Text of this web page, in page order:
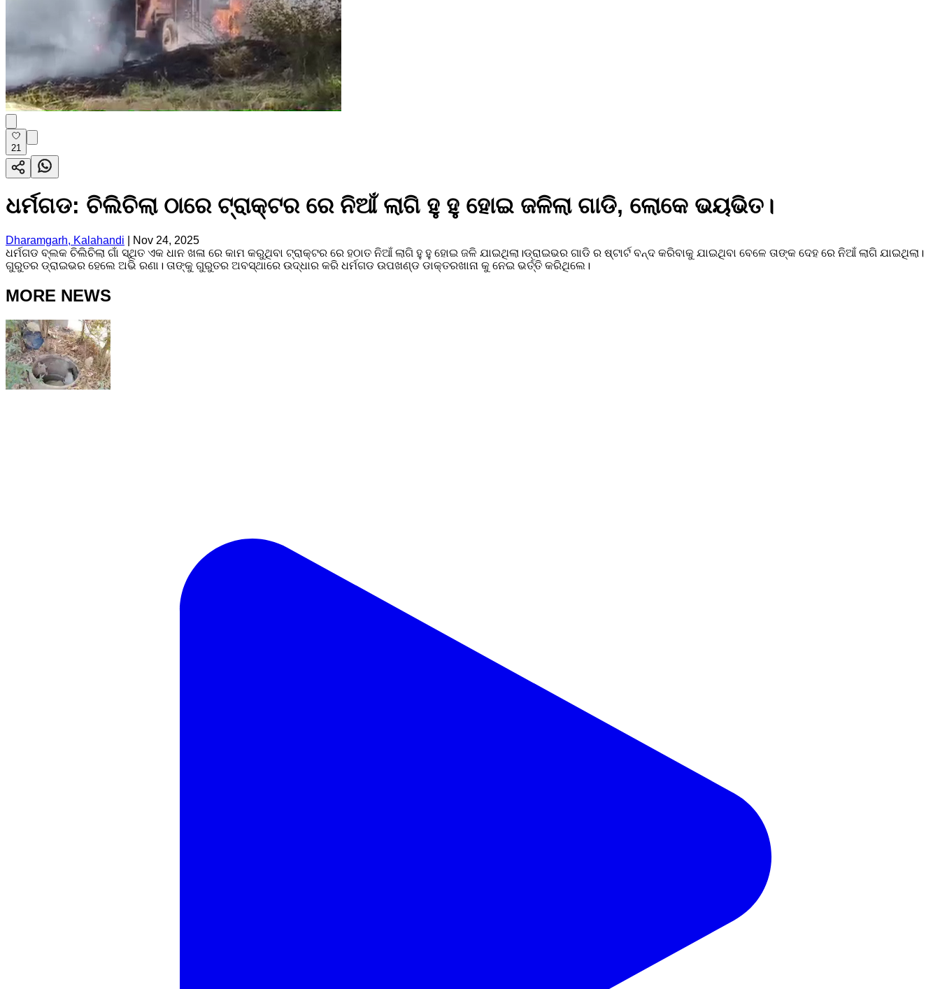
21
ଧର୍ମଗଡ: ଚିଲିଚିଲା ଠାରେ ଟ୍ରାକ୍ଟର ରେ ନିଆଁ ଲାଗି ହୁ ହୁ ହୋଇ ଜଳିଲା ଗାଡି, ଲୋକେ ଭୟଭିତ।
Dharamgarh, Kalahandi
Nov 24, 2025
ଧର୍ମଗଡ ବ୍ଲକ ଚିଲିଚିଲା ଗାଁ ସ୍ଥିତ ଏକ ଧାନ ଖଳା ରେ କାମ କରୁଥିବା ଟ୍ରାକ୍ଟର ରେ ହଠାତ ନିଆଁ ଲାଗି ହୁ ହୁ ହୋଇ ଜଳି ଯାଇଥିଲା।ଡ୍ରାଇଭର ଗାଡି ର ଷ୍ଟାର୍ଟ ବନ୍ଦ କରିବାକୁ ଯାଇଥିବା ବେଳେ ତାଙ୍କ ଦେହ ରେ ନିଆଁ ଲାଗି ଯାଇଥିଲା।
ଗୁରୁତର ଡ୍ରାଇଭର ହେଲେ ଅଭି ରଣା। ତାଙ୍କୁ ଗୁରୁତର ଅବସ୍ଥାରେ ଉଦ୍ଧାର କରି ଧର୍ମଗଡ ଉପଖଣ୍ଡ ଡାକ୍ତରଖାନା କୁ ନେଇ ଭର୍ତ୍ତି କରିଥିଲେ।
MORE NEWS